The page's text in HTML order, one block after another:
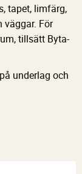
tapet, limfärg,
väggar. För
tillsätt Byta-
underlag och